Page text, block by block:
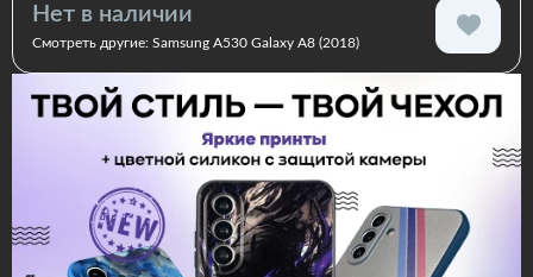
Нет в наличии
Смотреть другие: Samsung A530 Galaxy A8 (2018)